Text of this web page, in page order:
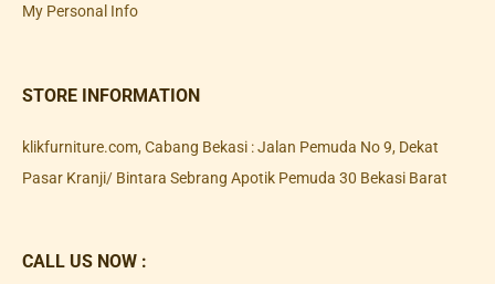
My Personal Info
STORE INFORMATION
klikfurniture.com, Cabang Bekasi : Jalan Pemuda No 9, Dekat
Pasar Kranji/ Bintara Sebrang Apotik Pemuda 30 Bekasi Barat
CALL US NOW :